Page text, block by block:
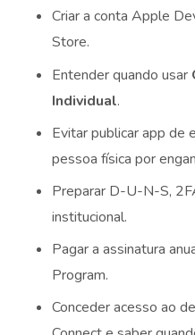
Criar a conta Apple
Store.
Entender quando usar
Individual.
Evitar publicar app de
pessoa física por
Preparar D-U-N-S,
institucional.
Pagar a assinatura
Program.
Conceder acesso ao